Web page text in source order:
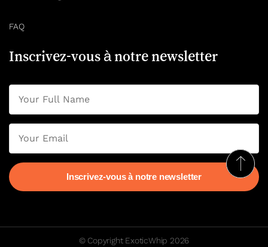
FAQ
Inscrivez-vous à notre newsletter
© Copyright ExoticWhip 2026